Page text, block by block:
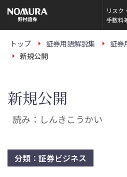
の
ー
リスク
手数料
トップ 証券用語解説集
証券
新規公開
新規公開
読み：しんきこうかい
分類：証券ビジネス